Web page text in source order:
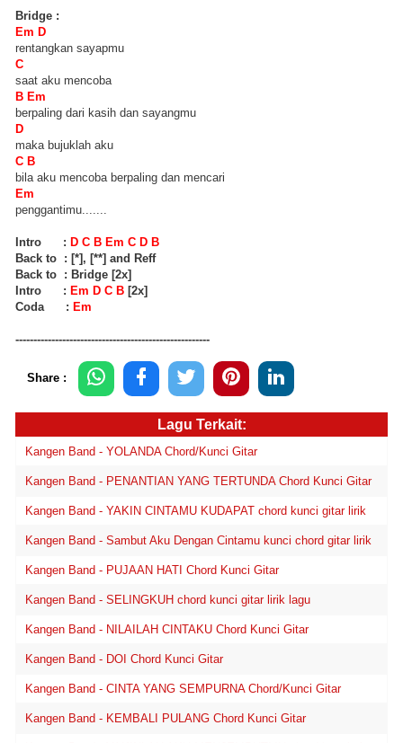
Bridge :
Em D
rentangkan sayapmu
C
saat aku mencoba
B Em
berpaling dari kasih dan sayangmu
D
maka bujuklah aku
C B
bila aku mencoba berpaling dan mencari
Em
penggantimu.......
Intro : D C B Em C D B
Back to : [*], [**] and Reff
Back to : Bridge [2x]
Intro : Em D C B [2x]
Coda : Em
------------------------------------------------------
Share :
Lagu Terkait:
Kangen Band - YOLANDA Chord/Kunci Gitar
Kangen Band - PENANTIAN YANG TERTUNDA Chord Kunci Gitar
Kangen Band - YAKIN CINTAMU KUDAPAT chord kunci gitar lirik
Kangen Band - Sambut Aku Dengan Cintamu kunci chord gitar lirik
Kangen Band - PUJAAN HATI Chord Kunci Gitar
Kangen Band - SELINGKUH chord kunci gitar lirik lagu
Kangen Band - NILAILAH CINTAKU Chord Kunci Gitar
Kangen Band - DOI Chord Kunci Gitar
Kangen Band - CINTA YANG SEMPURNA Chord/Kunci Gitar
Kangen Band - KEMBALI PULANG Chord Kunci Gitar